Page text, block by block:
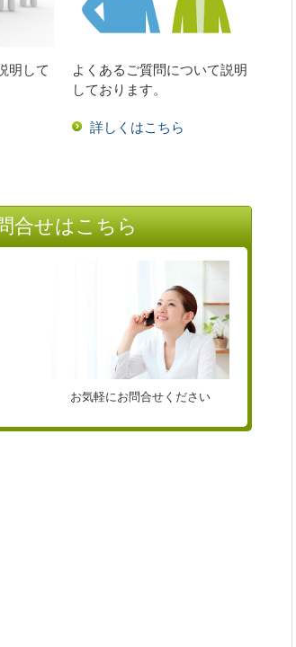
明して
よくあるご質問について説明
しております。
詳しくはこちら
合せはこちら
お気軽にお問合せください